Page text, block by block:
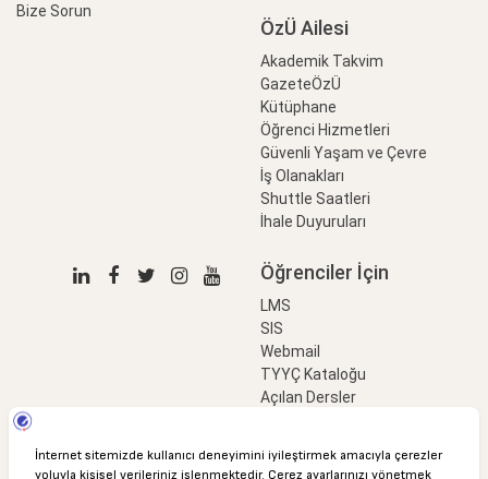
Bize Sorun
ÖzÜ Ailesi
Akademik Takvim
GazeteÖzÜ
Kütüphane
Öğrenci Hizmetleri
Güvenli Yaşam ve Çevre
İş Olanakları
Shuttle Saatleri
İhale Duyuruları
Öğrenciler İçin
LMS
SIS
Webmail
TYYÇ Kataloğu
Açılan Dersler